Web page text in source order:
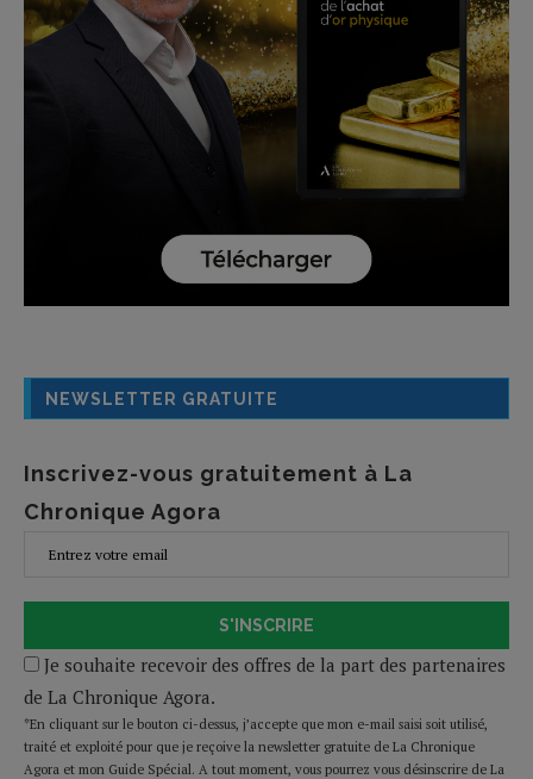
NEWSLETTER GRATUITE
Inscrivez-vous gratuitement à La
Chronique Agora
S'INSCRIRE
Je souhaite recevoir des offres de la part des partenaires
de La Chronique Agora.
*En cliquant sur le bouton ci-dessus, j’accepte que mon e-mail saisi soit utilisé,
traité et exploité pour que je reçoive la newsletter gratuite de La Chronique
Agora et mon Guide Spécial. A tout moment, vous pourrez vous désinscrire de La